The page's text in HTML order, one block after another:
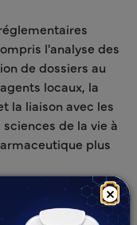
×
l'analyse des
de dossiers au
locaux, la
la liaison avec les
de la vie à
plus